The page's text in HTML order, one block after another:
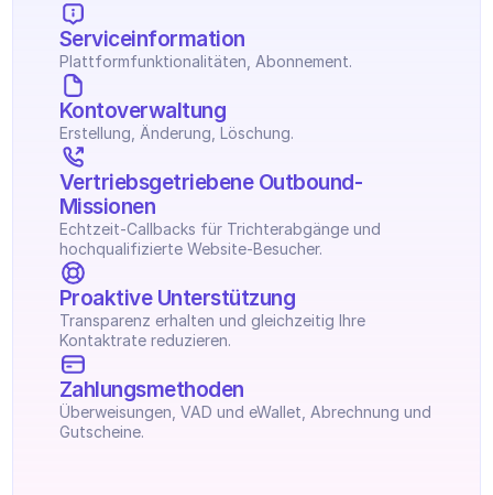
Serviceinformation
Plattformfunktionalitäten, Abonnement.
Kontoverwaltung
Erstellung, Änderung, Löschung.
Vertriebsgetriebene Outbound-
Missionen
Echtzeit-Callbacks für Trichterabgänge und
hochqualifizierte Website-Besucher.
Proaktive Unterstützung
Transparenz erhalten und gleichzeitig Ihre
Kontaktrate reduzieren.
Zahlungsmethoden
Überweisungen, VAD und eWallet, Abrechnung und
Gutscheine.